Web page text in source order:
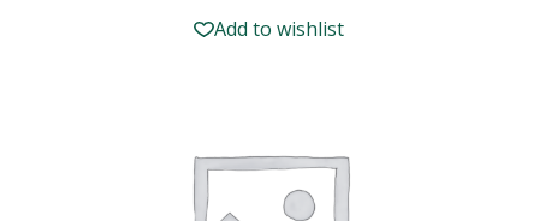
Add to wishlist